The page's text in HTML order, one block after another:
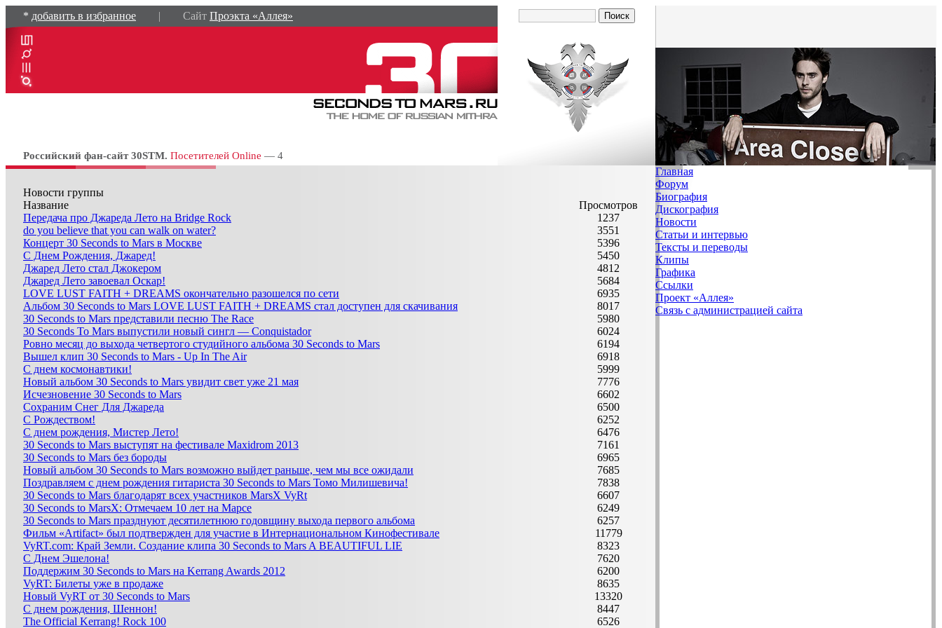
* добавить в избранное | Сайт Проэкта «Аллея»
Российский фан-сайт 30STM. Посетителей Online — 4
Новости группы
Название
Просмотров
Передача про Джареда Лето на Bridge Rock
1237
do you believe that you can walk on water?
3551
Концерт 30 Seconds to Mars в Москве
5396
C Днем Рождения, Джаред!
5450
Джаред Лето стал Джокером
4812
Джаред Лето завоевал Оскар!
5684
LOVE LUST FAITH + DREAMS окончательно разошелся по сети
6935
Альбом 30 Seconds to Mars LOVE LUST FAITH + DREAMS стал доступен для скачивания
8017
30 Seconds to Mars представили песню The Race
5980
30 Seconds To Mars выпустили новый сингл — Conquistador
6024
Ровно месяц до выхода четвертого студийного альбома 30 Seconds to Mars
6194
Вышел клип 30 Seconds to Mars - Up In The Air
6918
С днем космонавтики!
5999
Новый альбом 30 Seconds to Mars увидит свет уже 21 мая
7776
Иcчезновение 30 Seconds to Mars
6602
Сохраним Снег Для Джареда
6500
С Рождеством!
6252
С днем рождения, Мистер Лето!
6476
30 Seconds to Mars выступят на фестивале Maxidrom 2013
7161
30 Seconds to Mars без бороды
6965
Новый альбом 30 Seconds to Mars возможно выйдет раньше, чем мы все ожидали
7685
Поздравляем с днем рождения гитариста 30 Seconds to Mars Томо Милишевича!
7838
30 Seconds to Mars благодарят всех участников MarsX VyRt
6607
30 Seconds to MarsX: Отмечаем 10 лет на Марсе
6249
30 Seconds to Mars празднуют десятилетнюю годовщину выхода первого альбома
6257
Фильм «Artifact» был подтвержден для участие в Интернациональном Кинофестивале
11779
VyRT.com: Край Земли. Создание клипа 30 Seconds to Mars A BEAUTIFUL LIE
8323
С Днем Эшелона!
7620
Поддержим 30 Seconds to Mars на Kerrang Awards 2012
6200
VyRT: Билеты уже в продаже
8635
Новый VyRT от 30 Seconds to Mars
13320
С днем рождения, Шеннон!
8447
The Official Kerrang! Rock 100
6526
Главная
Форум
Биография
Дискография
Новости
Статьи и интервью
Тексты и переводы
Клипы
Графика
Ссылки
Проект «Аллея»
Связь с администрацией сайта